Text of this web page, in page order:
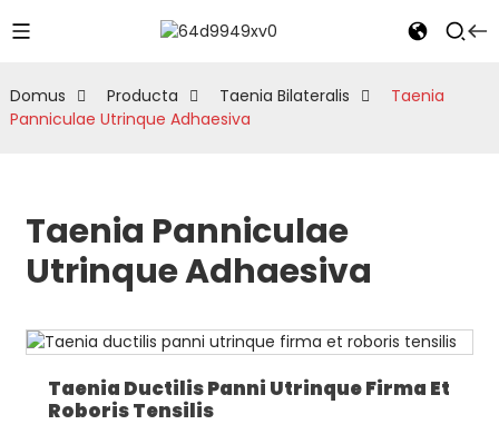
Domus Producta Taenia Bilateralis
Taenia
Panniculae Utrinque Adhaesiva
Taenia Panniculae
Utrinque Adhaesiva
Taenia Ductilis Panni Utrinque Firma Et
Roboris Tensilis